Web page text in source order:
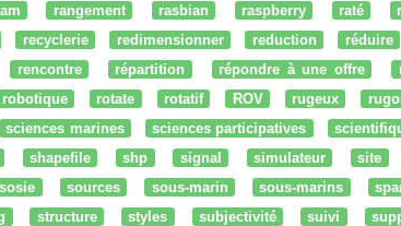
rangement rasbian raspberry raté
recyclerie redimensionner reduction réduire
rencontre répartition répondre à une offre
robotique rotate rotatif ROV rugeux
sciences marines sciences participatives
shapefile shp signal simulateur site
sosie sources sous-marin sous-marins
structure styles subjectivité suivi